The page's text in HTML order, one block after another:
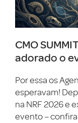
CMO
adorado o
Por essa os
esperavam!
na NRF 2026 e
evento –